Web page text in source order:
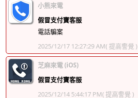
小熊來電
假冒支付寶客服
電話騙案
2025/12/17 12:27:29 AM( 提高警覺 )
芝麻來電 (iOS)
假冒支付寶客服
2025/12/14 5:44:17 PM( 提高警覺 )